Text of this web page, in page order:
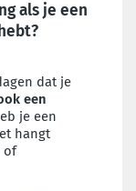
als je een
dat je
een
je een
hangt
of